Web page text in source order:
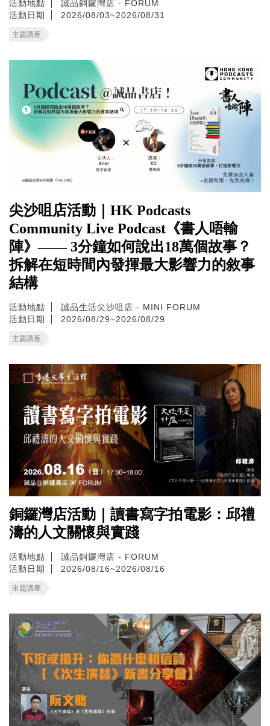
活動地點
誠品銅鑼灣店 - FORUM
活動日期
2026/08/03~2026/08/31
主題講座
尖沙咀店活動｜HK Podcasts
Community Live Podcast《書人唔輸
陣》—— 3分鐘如何說出18萬個故事？
拆解在短時間內發揮最大影響力的敘事
結構
活動地點
誠品生活尖沙咀店 - MINI FORUM
活動日期
2026/08/29~2026/08/29
主題講座
銅鑼灣店活動｜讀書寫字拍電影：邱禮
濤的人文關懷與實踐
活動地點
誠品銅鑼灣店 - FORUM
活動日期
2026/08/16~2026/08/16
主題講座